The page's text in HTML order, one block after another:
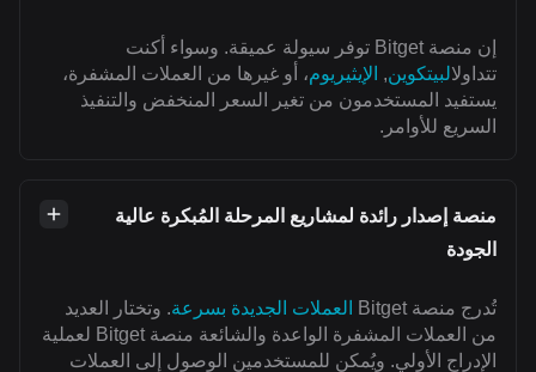
إن منصة Bitget توفر سيولة عميقة. وسواء أكنت
تتداولالبيتكوين, الإيثيريوم، أو غيرها من العملات المشفرة،
يستفيد المستخدمون من تغير السعر المنخفض والتنفيذ
السريع للأوامر.
منصة إصدار رائدة لمشاريع المرحلة المُبكرة عالية
الجودة
تُدرج منصة Bitget العملات الجديدة بسرعة. وتختار العديد
من العملات المشفرة الواعدة والشائعة منصة Bitget لعملية
الإدراج الأولي. ويُمكن للمستخدمين الوصول إلى العملات